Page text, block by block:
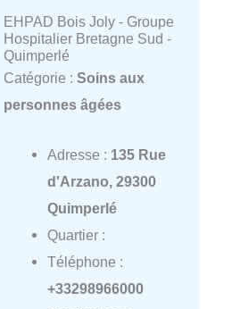
EHPAD Bois Joly - Groupe
Hospitalier Bretagne Sud -
Quimperlé
Catégorie : Soins aux
personnes âgées
Adresse : 135 Rue
d'Arzano, 29300
Quimperlé
Quartier :
Téléphone :
+33298966000